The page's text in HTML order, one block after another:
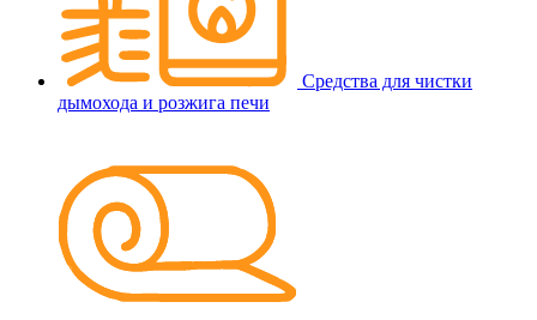
Средства для чистки
дымохода и розжига печи